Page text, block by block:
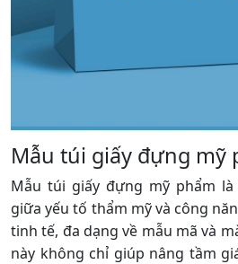
Mẫu túi giấy đựng mỹ
Mẫu túi giấy đựng mỹ phẩm
giữa yếu tố thẩm mỹ và công
tinh tế, đa dạng về mẫu mã và
này không chỉ giúp nâng tầm